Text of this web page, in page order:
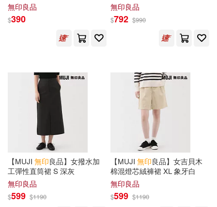
無印良品
$390
無印良品
$792 $990
【MUJI 無印良品】女撥水加
工彈性直筒裙 S 深灰
無印良品
$599 $1190
【MUJI 無印良品】女吉貝木
棉混燈芯絨褲裙 XL 象牙白
無印良品
$599 $1190